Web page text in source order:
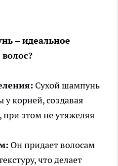
– идеальное
Сухой шампунь
корней, создавая
этом не утяжеляя
Он придает волосам
что делает